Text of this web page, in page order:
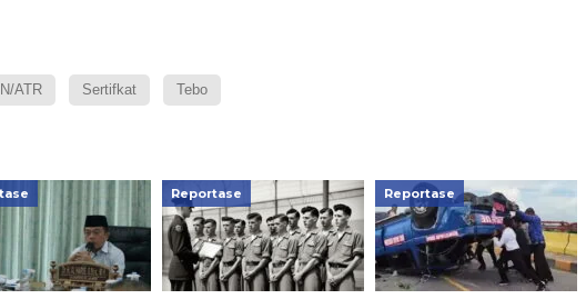
ATR Sertifkat Tebo
Reportase Reportase